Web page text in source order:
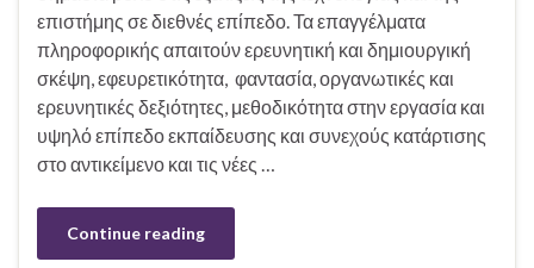
επιστήμης σε διεθνές επίπεδο. Τα επαγγέλματα
πληροφορικής απαιτούν ερευνητική και δημιουργική
σκέψη, εφευρετικότητα, φαντασία, οργανωτικές και
ερευνητικές δεξιότητες, μεθοδικότητα στην εργασία και
υψηλό επίπεδο εκπαίδευσης και συνεχούς κατάρτισης
στο αντικείμενο και τις νέες …
Continue reading